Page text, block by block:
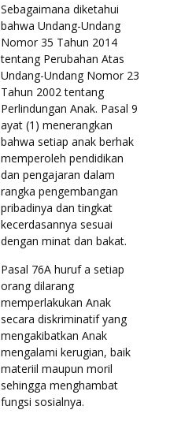
Sebagaimana diketahui
bahwa Undang-Undang
Nomor 35 Tahun 2014
tentang Perubahan Atas
Undang-Undang Nomor 23
Tahun 2002 tentang
Perlindungan Anak. Pasal 9
ayat (1) menerangkan
bahwa setiap anak berhak
memperoleh pendidikan
dan pengajaran dalam
rangka pengembangan
pribadinya dan tingkat
kecerdasannya sesuai
dengan minat dan bakat.
Pasal 76A huruf a setiap
orang dilarang
memperlakukan Anak
secara diskriminatif yang
mengakibatkan Anak
mengalami kerugian, baik
materiil maupun moril
sehingga menghambat
fungsi sosialnya.